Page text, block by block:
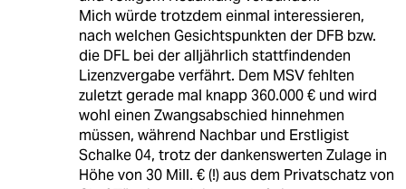
Mich würde trotzdem einmal interessieren,
nach welchen Gesichtspunkten der DFB bzw.
die DFL bei der alljährlich stattfindenden
Lizenzvergabe verfährt. Dem MSV fehlten
zuletzt gerade mal knapp 360.000 € und wird
wohl einen Zwangsabschied hinnehmen
müssen, während Nachbar und Erstligist
Schalke 04, trotz der dankenswerten Zulage in
Höhe von 30 Mill. € (!) aus dem Privatschatz von